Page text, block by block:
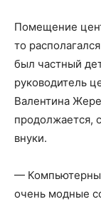
Помещение
то
был частный
руководитель
Валентина
продолжается,
внуки.
—
очень модные